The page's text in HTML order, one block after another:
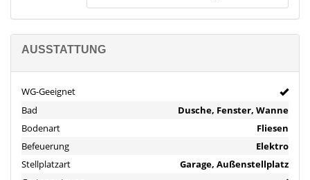
Für den täglichen Bedarf und spontane Einkäufe befinden sich
Supermärkte und diverse Läden bequem erreichbar in der Nähe,
was durch den gut bewerteten Nahversorgungsindex
kinderfreundlichen Flair beiträgt.
Erholung und Freizeit finden Sie im nahegelegenen Schlosspark
Buldern, der nur etwa 300 Meter entfernt ist und sich ideal für
Spaziergänge oder sportliche Aktivitäten eignet. Zudem ist das
Schloss Buldern, eine beeindruckende Sehenswürdigkeit,
AUSSTATTUNG
WG-Geeignet
Bad
Dusche, Fenster, Wanne
Bodenart
Fliesen
Befeuerung
Elektro
Stellplatzart
Garage, Außenstellplatz